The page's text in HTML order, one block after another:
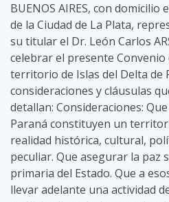
BUENOS AIRES, con domicilio
de la Ciudad de La Plata,
su titular el Dr. León Carlos
celebrar el presente Convenio
territorio de Islas del Delta de
consideraciones y cláusulas
detallan: Consideraciones:
Paraná constituyen un
realidad histórica, cultural,
peculiar. Que asegurar la paz
primaria del Estado. Que a
llevar adelante una actividad